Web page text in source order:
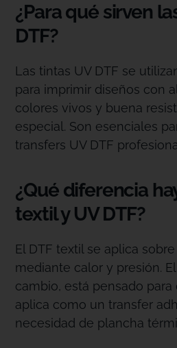
¿Para qué sirven
DTF?
Las tintas UV DTF se
para imprimir diseños con
colores vivos y buena
especial. Son esenciales
transfers UV DTF
¿Qué diferencia
textil y UV DTF?
El DTF textil se aplica
mediante calor y presión. El
cambio, está pensado
aplica como un transfer
necesidad de plancha